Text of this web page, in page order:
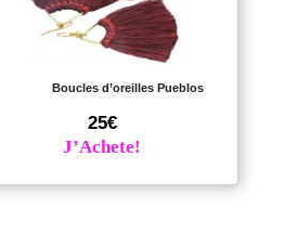
Boucles d’oreilles Pueblos
25€
J’Achete!